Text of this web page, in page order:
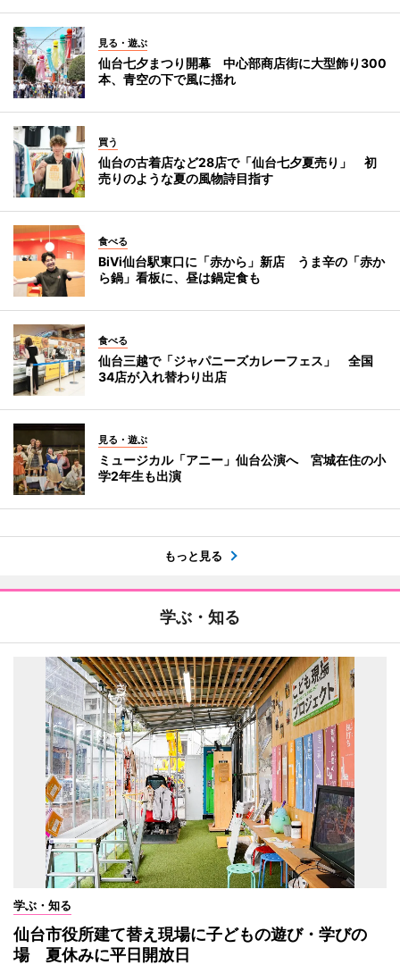
見る・遊ぶ
仙台七夕まつり開幕 中心部商店街に大型飾り300
本、青空の下で風に揺れ
買う
仙台の古着店など28店で「仙台七夕夏売り」 初
売りのような夏の風物詩目指す
食べる
BiVi仙台駅東口に「赤から」新店 うま辛の「赤か
ら鍋」看板に、昼は鍋定食も
食べる
仙台三越で「ジャパニーズカレーフェス」 全国
34店が入れ替わり出店
見る・遊ぶ
ミュージカル「アニー」仙台公演へ 宮城在住の小
学2年生も出演
もっと見る
学ぶ・知る
学ぶ・知る
仙台市役所建て替え現場に子どもの遊び・学びの
場 夏休みに平日開放日